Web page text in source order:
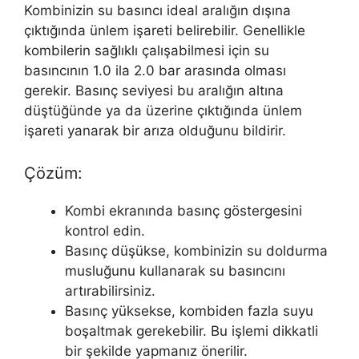
Kombinizin su basıncı ideal aralığın dışına
çıktığında ünlem işareti belirebilir. Genellikle
kombilerin sağlıklı çalışabilmesi için su
basıncının 1.0 ila 2.0 bar arasında olması
gerekir. Basınç seviyesi bu aralığın altına
düştüğünde ya da üzerine çıktığında ünlem
işareti yanarak bir arıza olduğunu bildirir.
Çözüm:
Kombi ekranında basınç göstergesini
kontrol edin.
Basınç düşükse, kombinizin su doldurma
musluğunu kullanarak su basıncını
artırabilirsiniz.
Basınç yüksekse, kombiden fazla suyu
boşaltmak gerekebilir. Bu işlemi dikkatli
bir şekilde yapmanız önerilir.